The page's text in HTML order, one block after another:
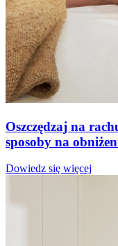
Oszczędzaj na
sposoby na
Dowiedz się więcej